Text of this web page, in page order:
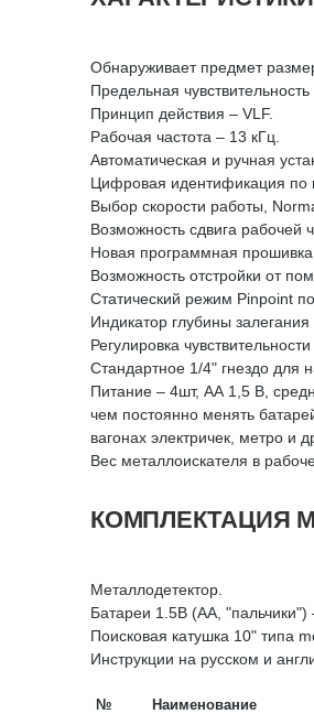
Обнаруживает предмет
Предельная чувствительность
Принцип действия – VLF.
Рабочая частота – 13 кГц.
Автоматическая и ручная
Цифровая идентификация по
Выбор скорости работы,
Возможность сдвига рабочей
Новая программная прошивка
Возможность отстройки от
Статический режим Pinpoint
Индикатор глубины залегания
Регулировка
Стандартное 1/4" гнездо для
Питание – 4шт, АА 1,5 В,
чем постоянно менять
вагонах электричек, метро и
Вес металлоискателя в
КОМПЛЕКТАЦИЯ
Металлодетектор.
Батареи 1.5В (AA, "пальчики")
Поисковая катушка 10" типа
Инструкции на русском и
№ Наименование